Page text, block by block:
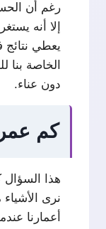
رغم أن
إلا أنه
يعطي
الخاصة
دون عناء.
كم
هذا السؤال
نرى الأشياء
أعمارنا